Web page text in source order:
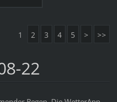
1 2 3 4 5 > >>
22